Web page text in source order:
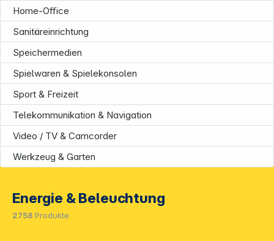
Home-Office
Sanitäreinrichtung
Speichermedien
Spielwaren & Spielekonsolen
Sport & Freizeit
Telekommunikation & Navigation
Video / TV & Camcorder
Werkzeug & Garten
Energie & Beleuchtung
2758 Produkte